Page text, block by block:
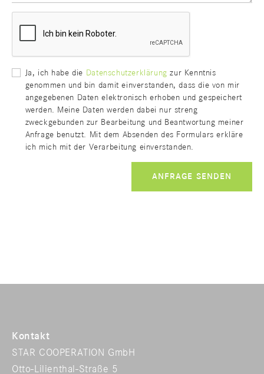
Ja, ich habe die Datenschutzerklärung zur Kenntnis
genommen und bin damit einverstanden, dass die von mir
angegebenen Daten elektronisch erhoben und gespeichert
werden. Meine Daten werden dabei nur streng
zweckgebunden zur Bearbeitung und Beantwortung meiner
Anfrage benutzt. Mit dem Absenden des Formulars erkläre
ich mich mit der Verarbeitung einverstanden.
ANFRAGE SENDEN
Kontakt
STAR COOPERATION GmbH
Otto-Lilienthal-Straße 5